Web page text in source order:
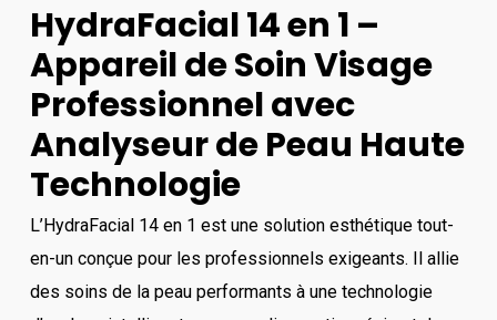
HydraFacial 14 en 1 –
Appareil de Soin Visage
Professionnel avec
Analyseur de Peau Haute
Technologie
L’HydraFacial 14 en 1 est une solution esthétique tout-
en-un conçue pour les professionnels exigeants. Il allie
des soins de la peau performants à une technologie